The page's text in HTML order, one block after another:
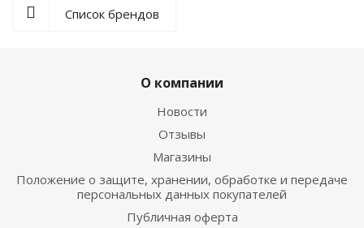
Список брендов
О компании
Новости
Отзывы
Магазины
Положение о защите, хранении, обработке и передаче
персональных данных покупателей
Публичная оферта